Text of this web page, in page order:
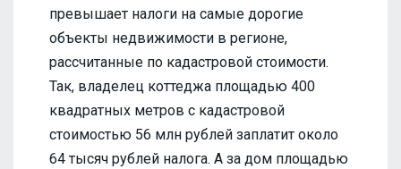
превышает налоги на самые дорогие
объекты недвижимости в регионе,
рассчитанные по кадастровой стоимости.
Так, владелец коттеджа площадью 400
квадратных метров с кадастровой
стоимостью 56 млн рублей заплатит около
64 тысяч рублей налога. А за дом площадью